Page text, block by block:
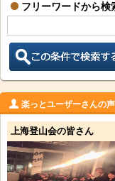
フリーワードから検
楽っとユーザーさんの声
上海登山会の皆さん